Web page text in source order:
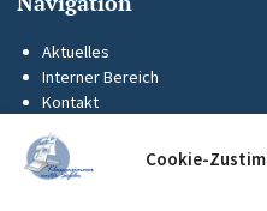
Cookie-
Aktuelles
Interner Bereich
Kontakt
Impressum
Datenschutz